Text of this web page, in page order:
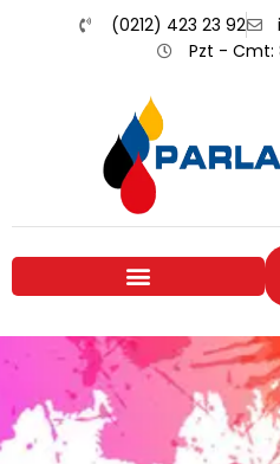
(0212) 423 23 92
Pzt - Cmt: